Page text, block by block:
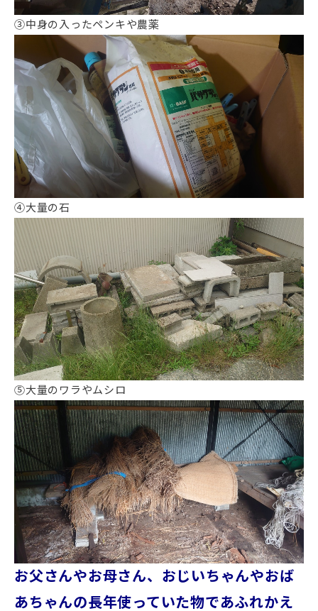
③中身の入ったペンキや農薬
④大量の石
⑤大量のワラやムシロ
お父さんやお母さん、おじいちゃんやおば
あちゃんの長年使っていた物であふれかえ